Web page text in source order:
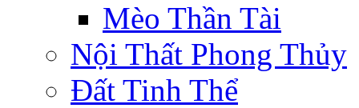
Mèo Thần Tài
Nội Thất Phong Thủy
Đất Tinh Thể